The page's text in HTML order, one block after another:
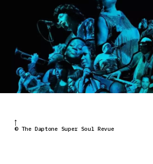
© The Daptone Super Soul Revue